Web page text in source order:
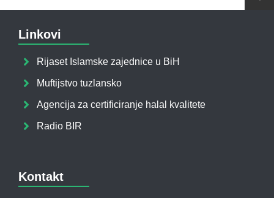
Linkovi
Rijaset Islamske zajednice u BiH
Muftijstvo tuzlansko
Agencija za certificiranje halal kvalitete
Radio BIR
Kontakt